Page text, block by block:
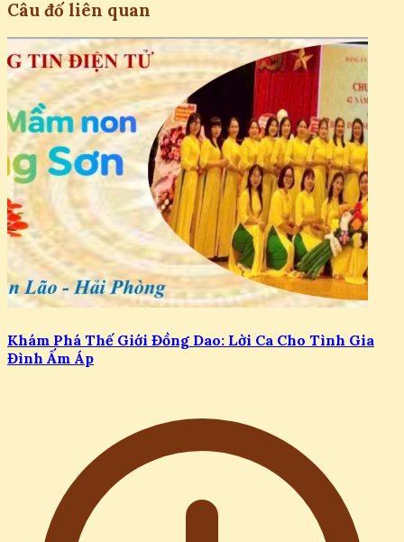
Câu đố liên quan
Khám Phá Thế Giới Đồng Dao: Lời Ca Cho Tình Gia
Đình Ấm Áp